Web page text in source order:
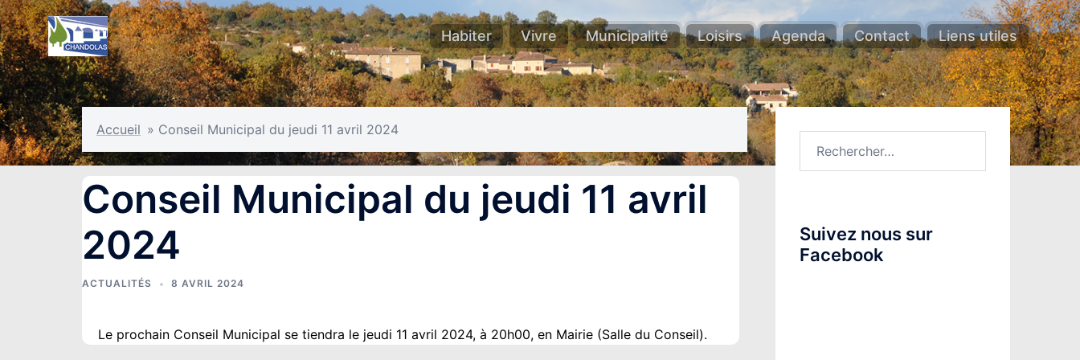
Aller
au
contenu
Habiter Vivre Municipalité Loisirs Agenda Contact Liens utiles
Accueil » Conseil Municipal du jeudi 11 avril 2024
Conseil Municipal du jeudi 11 avril
2024
ACTUALITÉS 8 AVRIL 2024
Le prochain Conseil Municipal se tiendra le jeudi 11 avril 2024, à 20h00, en Mairie (Salle du Conseil).
Suivez nous sur
Facebook